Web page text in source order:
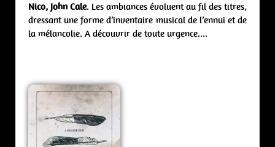
Nico, John Cale. Les ambiances évoluent au fil des titres,
dressant une forme d’inventaire musical de l’ennui et de
la mélancolie. A découvrir de toute urgence….